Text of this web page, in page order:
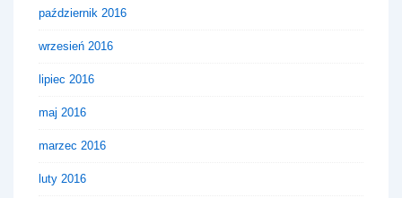
październik 2016
wrzesień 2016
lipiec 2016
maj 2016
marzec 2016
luty 2016